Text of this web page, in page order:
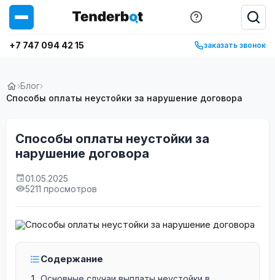
+7 747 094 42 15 заказать звонок
›Блог›
Способы оплаты неустойки за нарушение договора
Способы оплаты неустойки за
нарушение договора
01.05.2025
5211 просмотров
Содержание